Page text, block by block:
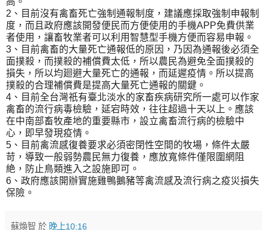
2、目前沒有禽畜死亡強制通報制度，建議應採取強制申報制
度，而且政府應該開發便民而方便使用的手機APP免費供業
者使用，讓畜牧業者可以利用智慧型手機方便而容易申報。
3、目前禽畜的大量死亡通報低的原因，乃因為通報後必須全
面撲殺，而撲殺的補償費太低，所以農民為避免全面撲殺的
損失，所以均廻避大量死亡的通報，而延遲疫情。所以提高
撲殺的合理補償費是提高大量死亡通報的關鍵。
4、目前全台灣祇有臺北淡水的家畜疾病研究所一處可以作家
禽畜的流行病毒檢驗，延宕時效，往往超過十天以上。應該
在中南部畜牧產地的重要縣市，設立禽畜流行病的檢驗中
心，即早發現疫情。
5、目前禽流感復養要求必須密閉性空間的牧場，條件太嚴
苛，導致一般弱勢農民無力復養，應放寬條件僅限圍網阻
絶，防止鳥類進入之設施即可。
6、政府應該開辦實施雞鴨鵝豬等禽流感及流行病之疫災損失
保險。
蘇煥智 於 晚上10:16